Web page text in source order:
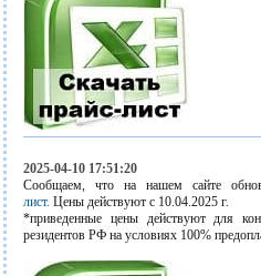
2025-04-10 17:51:20
Сообщаем, что на нашем сайте
лист. Цены действуют с 10.04.2025 г.
*приведенные цены действуют для
резидентов РФ на условиях 100%